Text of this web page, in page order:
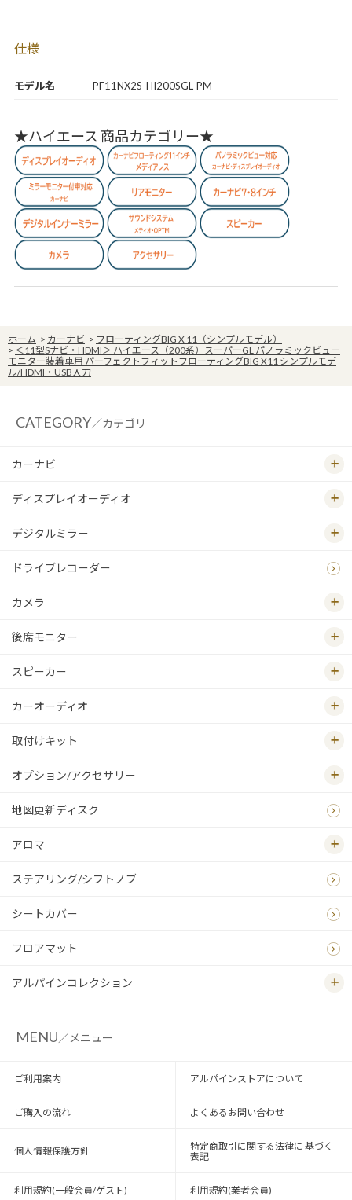
モデル名 PF11NX2S-HI200SGL-PM
仕様
★ハイエース 商品カテゴリー★
ホーム > カーナビ > フローティングBIG X 11（シンプルモデル）
> ＜11型Sナビ・HDMI＞ ハイエース（200系）スーパーGL パノラミックビュー
モニター装着車用 パーフェクトフィットフローティングBIG X11 シンプルモデ
ル/HDMI・USB入力
CATEGORY／カテゴリ
カーナビ
ディスプレイオーディオ
デジタルミラー
ドライブレコーダー
カメラ
後席モニター
スピーカー
カーオーディオ
取付けキット
オプション/アクセサリー
地図更新ディスク
アロマ
ステアリング/シフトノブ
シートカバー
フロアマット
アルパインコレクション
MENU／メニュー
ご利用案内 アルパインストアについて
ご購入の流れ よくあるお問い合わせ
個人情報保護方針
特定商取引に関する法律に 基づく
表記
利用規約(一般会員/ゲスト) 利用規約(業者会員)